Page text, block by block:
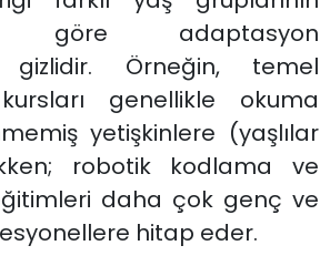
göre adaptasyon
gizlidir. Örneğin, temel
genellikle okuma
yetişkinlere (yaşlılar
robotik kodlama ve
daha çok genç ve
hitap eder.